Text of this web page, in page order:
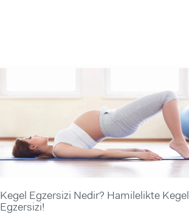
Kegel Egzersizi Nedir? Hamilelikte Kegel
Egzersizi!